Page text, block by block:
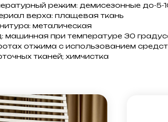
режим: демисезонные до-5-
верха: плащевая ткань
металическая
машинная при температуре 30
отжима с использованием
тканей; химчистка